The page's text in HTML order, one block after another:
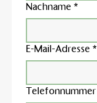
Nachname *
E-Mail-Adresse *
Telefonnummer